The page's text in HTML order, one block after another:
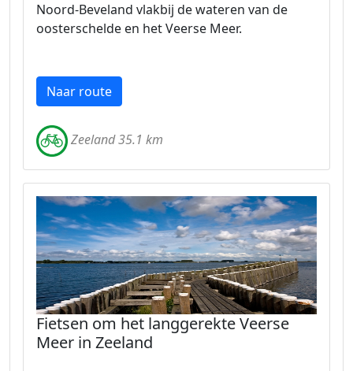
Noord-Beveland vlakbij de wateren van de
oosterschelde en het Veerse Meer.
Naar route
Zeeland 35.1 km
Fietsen om het langgerekte Veerse
Meer in Zeeland